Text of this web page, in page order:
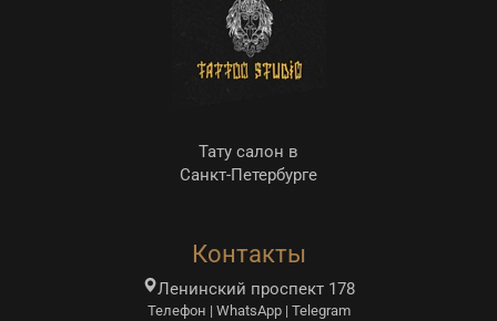
Тату салон в
Санкт-Петербурге
Контакты
Ленинский проспект 178
Телефон | WhatsApp | Telegram